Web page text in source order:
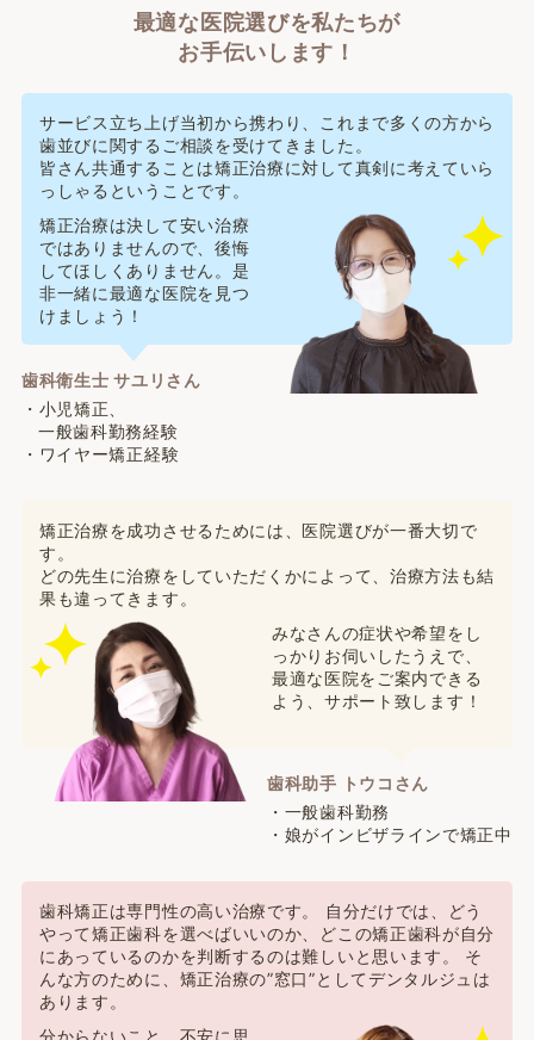
最適な医院選びを私たちが
お手伝いします！
サービス立ち上げ当初から携わり、これまで多くの方から
歯並びに関するご相談を受けてきました。
皆さん共通することは矯正治療に対して真剣に考えていら
っしゃるということです。
矯正治療は決して安い治療
ではありませんので、後悔
してほしくありません。是
非一緒に最適な医院を見つ
けましょう！
歯科衛生士 サユリさん
・小児矯正、
一般歯科勤務経験
・ワイヤー矯正経験
矯正治療を成功させるためには、医院選びが一番大切で
す。
どの先生に治療をしていただくかによって、治療方法も結
果も違ってきます。
みなさんの症状や希望をし
っかりお伺いしたうえで、
最適な医院をご案内できる
よう、サポート致します！
歯科助手 トウコさん
・一般歯科勤務
・娘がインビザラインで矯正中
歯科矯正は専門性の高い治療です。 自分だけでは、どう
やって矯正歯科を選べばいいのか、どこの矯正歯科が自分
にあっているのかを判断するのは難しいと思います。 そ
んな方のために、矯正治療の”窓口”としてデンタルジュは
あります。
分からないこと、不安に思